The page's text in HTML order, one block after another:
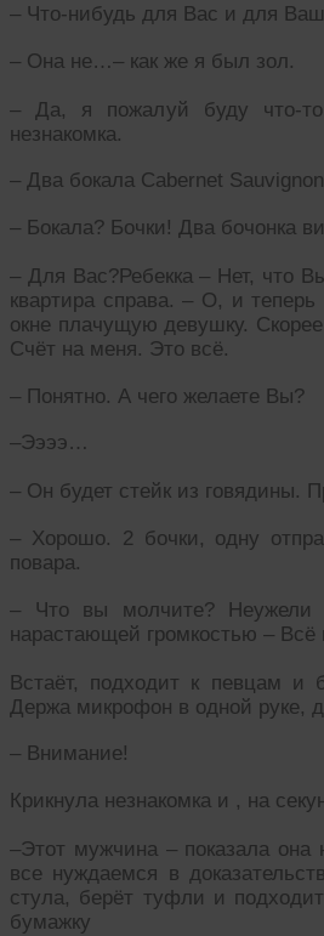
– Что-нибудь для Вас и для
– Она не…– как же я был зол.
– Да, я пожалуй буду что-
незнакомка.
– Два бокала Cabernet
– Бокала? Бочки! Два бочонка
– Для Вас?Ребекка – Нет, что
квартира справа. – О, и
окне плачущую девушку.
Счёт на меня. Это всё.
– Понятно. А чего желаете Вы?
–Ээээ…
– Он будет стейк из говядины.
– Хорошо. 2 бочки, одну
повара.
– Что вы молчите? Неужели
нарастающей громкостью –
Встаёт, подходит к певцам и
Держа микрофон в одной руке,
– Внимание!
Крикнула незнакомка и , на
–Этот мужчина – показала
все нуждаемся в
стула, берёт туфли и
бумажку